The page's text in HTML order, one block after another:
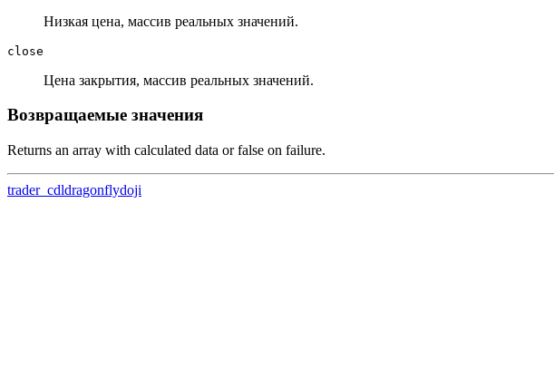
Низкая цена, массив реальных значений.
close
Цена закрытия, массив реальных значений.
Возвращаемые значения
Returns an array with calculated data or false on failure.
trader_cdldragonflydoji